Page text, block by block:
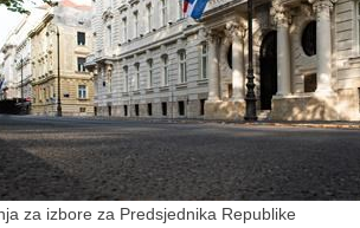
za izbore za Predsjednika Republike